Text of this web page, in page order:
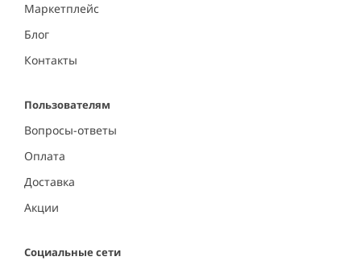
Маркетплейс
Блог
Контакты
Пользователям
Вопросы-ответы
Оплата
Доставка
Акции
Социальные сети